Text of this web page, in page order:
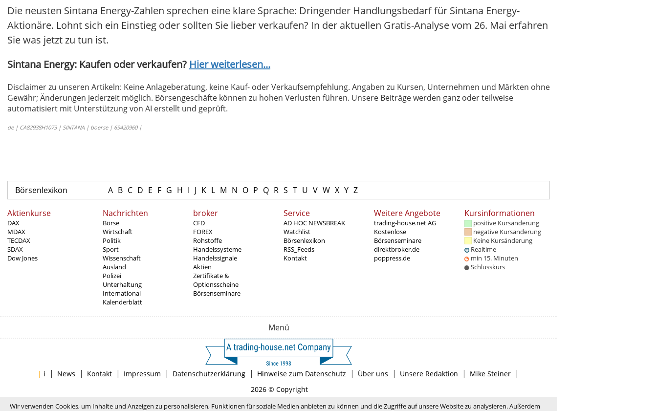
Die neusten Sintana Energy-Zahlen sprechen eine klare Sprache: Dringender Handlungsbedarf für Sintana Energy-
Aktionäre. Lohnt sich ein Einstieg oder sollten Sie lieber verkaufen? In der aktuellen Gratis-Analyse vom 26. Mai erfahren
Sie was jetzt zu tun ist.
Sintana Energy: Kaufen oder verkaufen? Hier weiterlesen...
Disclaimer zu unseren Artikeln: Keine Anlageberatung, keine Kauf- oder Verkaufsempfehlung. Angaben zu Kursen, Unternehmen und Märkten ohne
Gewähr; Änderungen jederzeit möglich. Börsengeschäfte können zu hohen Verlusten führen. Unsere Beiträge werden ganz oder teilweise
automatisiert mit Unterstützung von AI erstellt und geprüft.
de | CA82938H1073 | SINTANA | boerse | 69420960 |
Börsenlexikon A B C D E F G H I J K L M N O P Q R S T U V W X Y Z
Aktienkurse
DAX
MDAX
TECDAX
SDAX
Dow Jones
Nachrichten
Börse
Wirtschaft
Politik
Sport
Wissenschaft
Ausland
Polizei
Unterhaltung
International
Kalenderblatt
broker
CFD
FOREX
Rohstoffe
Handelssysteme
Handelssignale
Aktien
Zertifikate &
Optionsscheine
Börsenseminare
Service
AD HOC NEWSBREAK
Watchlist
Börsenlexikon
RSS_Feeds
Kontakt
Weitere Angebote
trading-house.net AG
Kostenlose
Börsenseminare
direktbroker.de
poppress.de
Kursinformationen
positive Kursänderung
negative Kursänderung
Keine Kursänderung
Realtime
min 15. Minuten
Schlusskurs
Menü
| i | News | Kontakt | Impressum | Datenschutzerklärung | Hinweise zum Datenschutz | Über uns | Unsere Redaktion | Mike Steiner |
2026 © Copyright
Wir verwenden Cookies, um Inhalte und Anzeigen zu personalisieren, Funktionen für soziale Medien anbieten zu können und die Zugriffe auf unsere Website zu analysieren. Außerdem